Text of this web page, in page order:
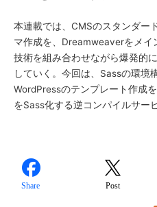
本連載では、CMSのスタンダー
マ作成を、Dreamweaverをメイ
技術を組み合わせながら爆発的
していく。今回は、Sassの環境
WordPressのテンプレート作成
をSass化する逆コンパイルサー
Share Post